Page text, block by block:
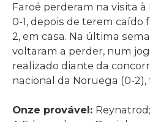
Faroé perderam na visita
0-1, depois de terem caído
2, em casa. Na última
voltaram a perder, num
realizado diante da
nacional da Noruega (0-2),
Onze provável: